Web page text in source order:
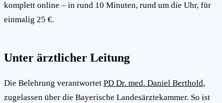
komplett online – in rund 10 Minuten, rund um die Uhr, für
einmalig 25 €.
Unter ärztlicher Leitung
Die Belehrung verantwortet PD Dr. med. Daniel Berthold,
zugelassen über die Bayerische Landesärztekammer. So ist